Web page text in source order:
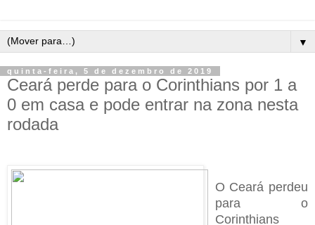
▼
quinta-feira, 5 de dezembro de 2019
Ceará perde para o Corinthians por 1 a
0 em casa e pode entrar na zona nesta
rodada
O Ceará perdeu
para o
Corinthians